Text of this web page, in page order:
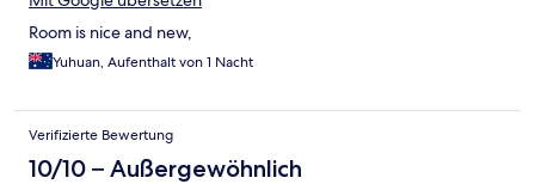
Room is nice and new,
Yuhuan, Aufenthalt von 1 Nacht
Verifizierte Bewertung
10/10 – Außergewöhnlich